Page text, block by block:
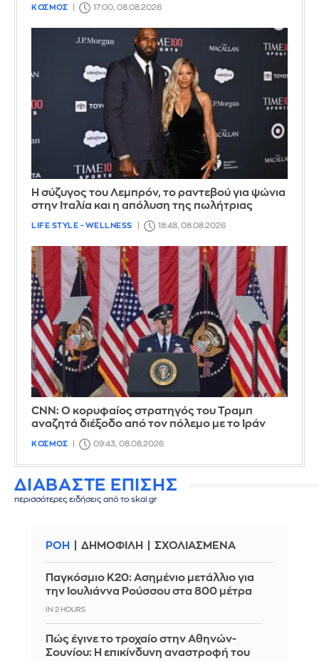
ΚΟΣΜΟΣ 17:00, 08.08.2026
Η σύζυγος του Λεμπρόν, το ραντεβού για ψώνια
στην Ιταλία και η απόλυση της πωλήτριας
LIFE STYLE - WELLNESS 18:48, 08.08.2026
CNN: Ο κορυφαίος στρατηγός του Τραμπ
αναζητά διέξοδο από τον πόλεμο με το Ιράν
ΚΟΣΜΟΣ 09:43, 08.08.2026
ΔΙΑΒΑΣΤΕ ΕΠΙΣΗΣ
περισσότερες ειδήσεις από το skai.gr
ΡΟΗ ΔΗΜΟΦΙΛΗ ΣΧΟΛΙΑΣΜΕΝΑ
Παγκόσμιο Κ20: Ασημένιο μετάλλιο για
την Ιουλιάννα Ρούσσου στα 800 μέτρα
IN 2 HOURS
Πώς έγινε το τροχαίο στην Αθηνών-
Σουνίου: Η επικίνδυνη αναστροφή του